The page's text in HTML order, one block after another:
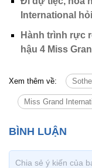
International
Hành trình rực
hậu 4 Miss
Xem thêm về:
Miss Grand